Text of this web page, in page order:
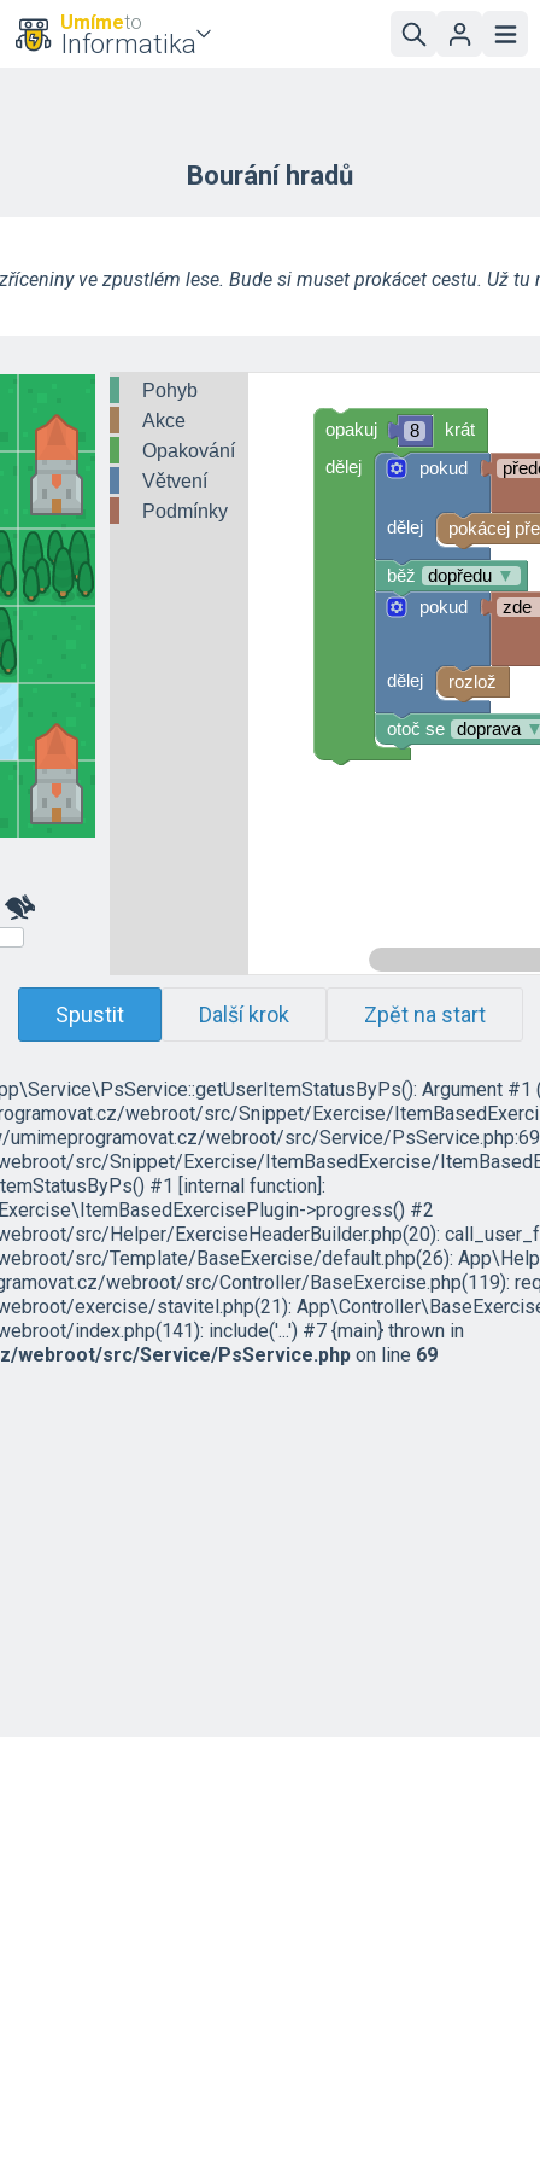
Umímeto
Informatika
Bourání hradů
ve zpustlém lese. Bude si muset prokácet cestu. Už
Pohyb
Akce
Opakování
Větvení
Podmínky
8
pokácej
zde
rozlož
otoč se doprava
pokud
dělej
běž dopředu ▼
pokud
dělej
opakuj
krát
dělej
Spustit Další krok Zpět na start
Argument
webroot/src/Snippet/Exercise/
webroot/src/Service/
src/Snippet/Exercise/ItemBasedExercise/
#1 [internal function]:
>progress() #2
src/Helper/ExerciseHeaderBuilder.php(20):
src/Template/BaseExercise/default.php(26):
webroot/src/Controller/BaseExercise.php(119):
exercise/stavitel.php(21):
index.php(141): include('...') #7 {main} thrown in
webroot/src/Service/PsService.php on line 69